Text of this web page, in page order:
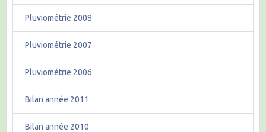
Pluviométrie 2008
Pluviométrie 2007
Pluviométrie 2006
Bilan année 2011
Bilan année 2010